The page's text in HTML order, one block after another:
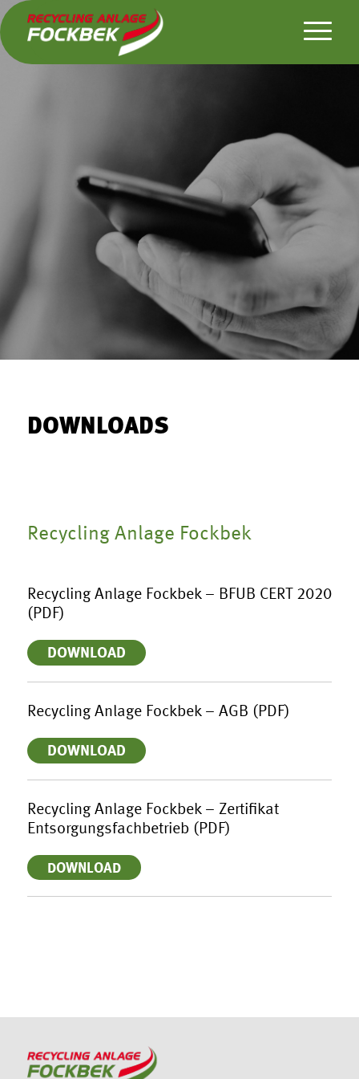
DOWNLOADS
Recycling Anlage Fockbek
Recycling Anlage Fockbek – BFUB CERT 2020
(PDF)
DOWNLOAD
Recycling Anlage Fockbek – AGB (PDF)
DOWNLOAD
Recycling Anlage Fockbek – Zertifikat
Entsorgungsfachbetrieb (PDF)
DOWNLOAD